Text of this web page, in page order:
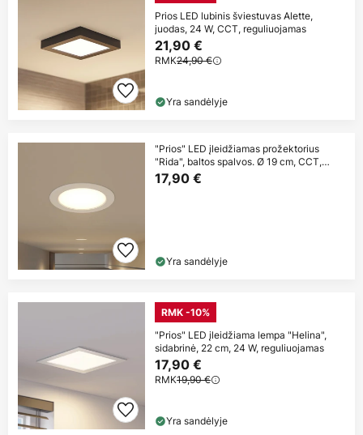
Prios LED lubinis šviestuvas Alette,
juodas, 24 W, CCT, reguliuojamas
21,90 €
RMK24,90 €
Yra sandėlyje
"Prios" LED įleidžiamas prožektorius
"Rida", baltos spalvos. Ø 19 cm, CCT,
IP44
17,90 €
Yra sandėlyje
RMK -10%
"Prios" LED įleidžiama lempa "Helina",
sidabrinė, 22 cm, 24 W, reguliuojamas
17,90 €
RMK19,90 €
Yra sandėlyje